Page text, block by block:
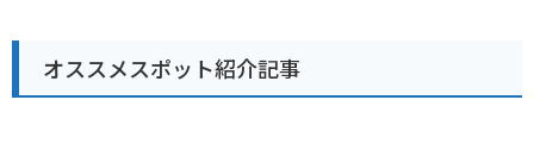
ます。
の駐車スペースがあるので、安心して駐車できます。 道
の駅 よかわからコウノトリの郷公園までは約5km、城崎
温泉までは約20kmです。どちらも車で約10分〜20分程
オススメスポット紹介記事